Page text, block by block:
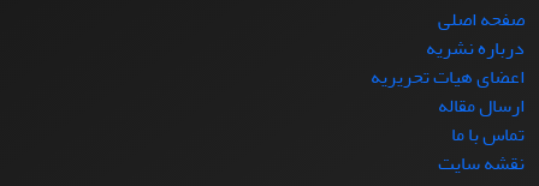
صفحه اصلی
درباره نشریه
اعضای هیات تحریریه
ارسال مقاله
تماس با ما
نقشه سایت